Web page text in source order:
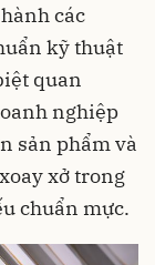
các
kỹ thuật
quan
nghiệp
sản phẩm và
xở trong
chuẩn mực.